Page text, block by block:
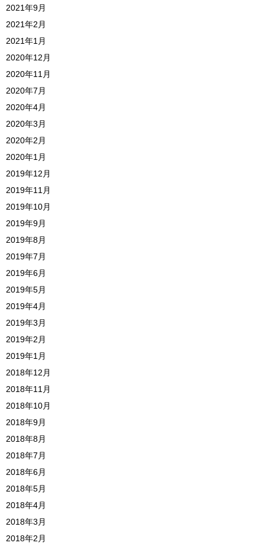
2021年9月
2021年2月
2021年1月
2020年12月
2020年11月
2020年7月
2020年4月
2020年3月
2020年2月
2020年1月
2019年12月
2019年11月
2019年10月
2019年9月
2019年8月
2019年7月
2019年6月
2019年5月
2019年4月
2019年3月
2019年2月
2019年1月
2018年12月
2018年11月
2018年10月
2018年9月
2018年8月
2018年7月
2018年6月
2018年5月
2018年4月
2018年3月
2018年2月